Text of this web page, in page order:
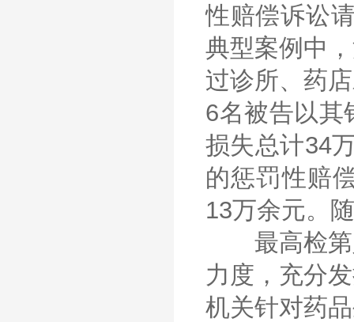
性赔偿诉讼
典型案例中
过诊所、药
6名被告以其
损失总计34
的惩罚性赔
13万余元。
最高检第
力度，充分
机关针对药